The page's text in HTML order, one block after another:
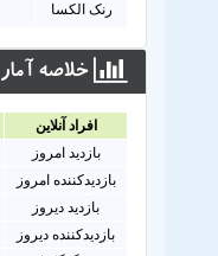
رنک الکسا
خلاصه آمار
افراد آنلاين
بازدید امروز
بازدیدکننده امروز
بازدید دیروز
بازدیدکننده دیروز